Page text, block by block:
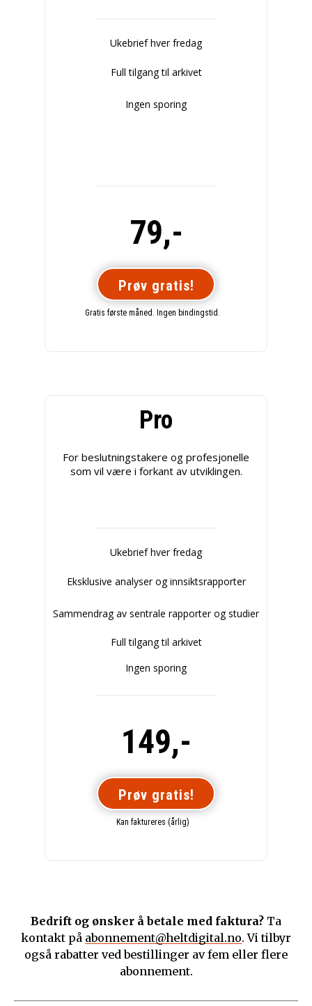
Ukebrief hver fredag
Full tilgang til arkivet
Ingen sporing
79,-
Prøv gratis!
Gratis første måned. Ingen bindingstid.
Pro
For beslutningstakere og profesjonelle
som vil være i forkant av utviklingen.
Ukebrief hver fredag
Eksklusive analyser og innsiktsrapporter
Sammendrag av sentrale rapporter og studier
Full tilgang til arkivet
Ingen sporing
149,-
Prøv gratis!
Kan faktureres (årlig)
Bedrift og ønsker å betale med faktura? Ta
kontakt på abonnement@heltdigital.no. Vi tilbyr
også rabatter ved bestillinger av fem eller flere
abonnement.